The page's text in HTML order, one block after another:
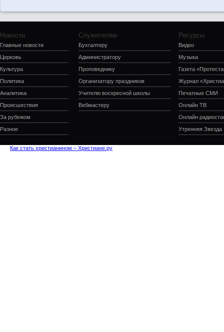
Новости
Главные новости
Церковь
Культура
Политика
Аналитика
Происшествия
За рубежом
Разное
Служителям
Бухгалтеру
Администратору
Проповеднику
Организатору праздников
Учителю воскресной школы
Вебмастеру
Ресурсы
Видео
Музыка
Газета
Журнал
Печатные СМИ
Онлайн ТВ
Онлайн
Утренняя Звезда
Как стать христианином – Христиане.ру